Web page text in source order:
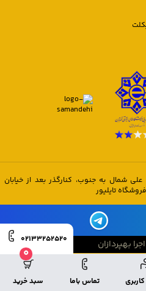
تماس باما
0
سبد خرید
02133252520
علی شمال به جنوب، کنارگذر بعد از خیابان
بهپردازان
بهپردازان